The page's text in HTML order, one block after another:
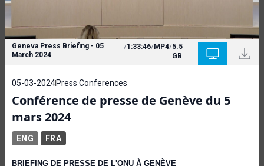
Geneva Press Briefing - 05
March 2024
/1:33:46/MP4/5.5
GB
05-03-2024Press Conferences
Conférence de presse de Genève du 5
mars 2024
ENG FRA
BRIEFING DE PRESSE DE L'ONU À GENÈVE